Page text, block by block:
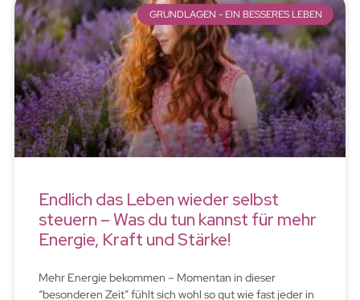
GRUNDLAGEN - EIN BESSERES LEBEN
Endlich das Leben wieder selbst
steuern – Was du tun kannst für mehr
Energie, Kraft und Stärke!
Mehr Energie bekommen – Momentan in dieser
“besonderen Zeit” fühlt sich wohl so gut wie fast jeder in